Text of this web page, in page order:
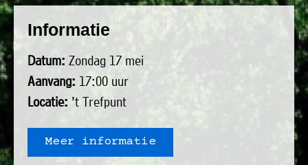
Informatie
Datum: Zondag 17 mei
Aanvang: 17:00 uur
Locatie:’t Trefpunt
Meer informatie
»
Verenigingen
»
Plaatselijk
belang
bestuur
uit
de
volgende
personen:
Voorzitter
vacant
Michiel
Modderman